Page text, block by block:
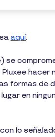
aquí.
formas de
en
lo